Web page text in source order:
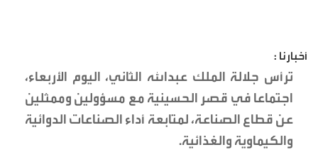
أخبارنا :
ترأس جلالة الملك عبدالله الثاني، اليوم الأربعاء،
اجتماعا في قصر الحسينية مع مسؤولين وممثلين
عن قطاع الصناعة، لمتابعة أداء الصناعات الدوائية
والكيماوية والغذائية.